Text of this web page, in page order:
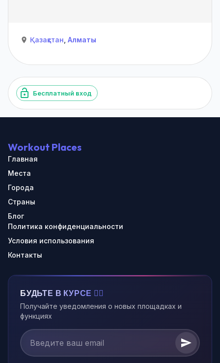
Қазақстан Алматы
Бесплатный вход
Workout Places
Главная
Места
Города
Страны
Блог
Политика конфиденциальности
Условия использования
Контакты
БУДЬТЕ В КУРСЕ 🏃‍♂️
Получайте уведомления о новых площадках и
функциях